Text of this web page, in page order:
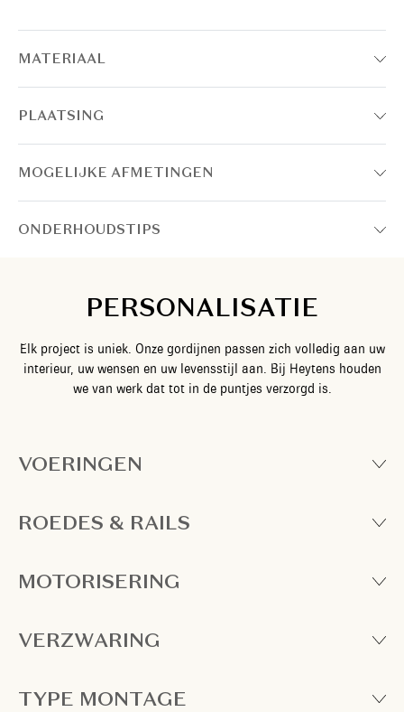
MATERIAAL
PLAATSING
MOGELIJKE AFMETINGEN
ONDERHOUDSTIPS
PERSONALISATIE
Elk project is uniek. Onze gordijnen passen zich volledig aan uw
interieur, uw wensen en uw levensstijl aan. Bij Heytens houden
we van werk dat tot in de puntjes verzorgd is.
VOERINGEN
ROEDES & RAILS
MOTORISERING
VERZWARING
TYPE MONTAGE